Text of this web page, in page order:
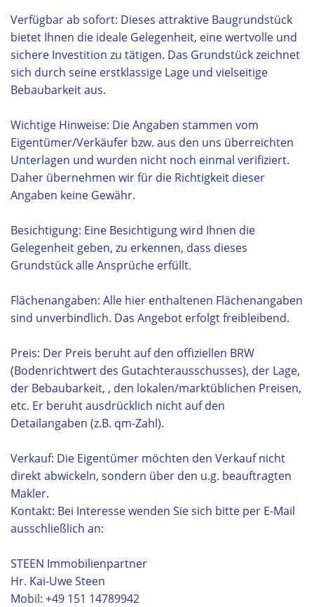
Verfügbar ab sofort: Dieses attraktive Baugrundstück
bietet Ihnen die ideale Gelegenheit, eine wertvolle und
sichere Investition zu tätigen. Das Grundstück zeichnet
sich durch seine erstklassige Lage und vielseitige
Bebaubarkeit aus.
Wichtige Hinweise: Die Angaben stammen vom
Eigentümer/Verkäufer bzw. aus den uns überreichten
Unterlagen und wurden nicht noch einmal verifiziert.
Daher übernehmen wir für die Richtigkeit dieser
Angaben keine Gewähr.
Besichtigung: Eine Besichtigung wird Ihnen die
Gelegenheit geben, zu erkennen, dass dieses
Grundstück alle Ansprüche erfüllt.
Flächenangaben: Alle hier enthaltenen Flächenangaben
sind unverbindlich. Das Angebot erfolgt freibleibend.
Preis: Der Preis beruht auf den offiziellen BRW
(Bodenrichtwert des Gutachterausschusses), der Lage,
der Bebaubarkeit, , den lokalen/marktüblichen Preisen,
etc. Er beruht ausdrücklich nicht auf den
Detailangaben (z.B. qm-Zahl).
Verkauf: Die Eigentümer möchten den Verkauf nicht
direkt abwickeln, sondern über den u.g. beauftragten
Makler.
Kontakt: Bei Interesse wenden Sie sich bitte per E-Mail
ausschließlich an:
STEEN Immobilienpartner
Hr. Kai-Uwe Steen
Mobil: +49 151 14789942